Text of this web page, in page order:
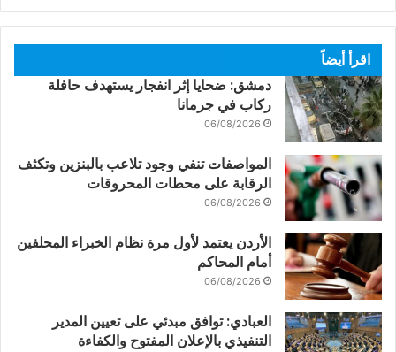
اقرأ أيضاً
دمشق: ضحايا إثر انفجار يستهدف حافلة
ركاب في جرمانا
06/08/2026
المواصفات تنفي وجود تلاعب بالبنزين وتكثف
الرقابة على محطات المحروقات
06/08/2026
الأردن يعتمد لأول مرة نظام الخبراء المحلفين
أمام المحاكم
06/08/2026
العبادي: توافق مبدئي على تعيين المدير
التنفيذي بالإعلان المفتوح والكفاءة